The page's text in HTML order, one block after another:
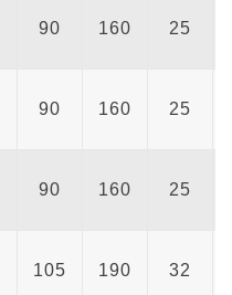
台製WEENIX加長二
90 160 25
90 160 25
90 160 25
105 190 32